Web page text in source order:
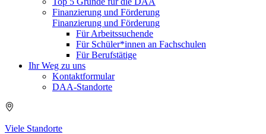
Finanzierung und Förderung
Finanzierung und Förderung
Für Arbeitssuchende
Für Schüler*innen an Fachschulen
Für Berufstätige
Ihr Weg zu uns
Kontaktformular
DAA-Standorte
Viele Standorte